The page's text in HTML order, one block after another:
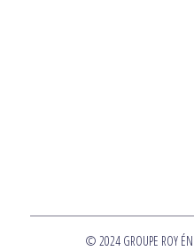
© 2024 GROUPE ROY